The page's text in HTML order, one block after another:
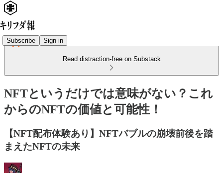
Subscribe Sign in
Read distraction-free on Substack
NFTというだけでは意味がない？これ
からのNFTの価値と可能性！
【NFT配布体験あり】NFTバブルの崩壊前後を踏
まえたNFTの未来